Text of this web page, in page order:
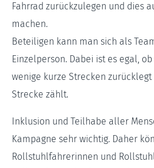
Fahrrad zurückzulegen und dies
machen.
Beteiligen kann man sich als
Einzelperson. Dabei ist es egal,
wenige kurze Strecken
Strecke zählt.
Inklusion und Teilhabe aller
Kampagne sehr wichtig. Daher
Rollstuhlfahrerinnen und